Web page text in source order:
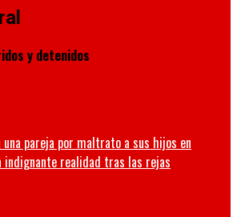
y detenidos
una pareja por maltrato a sus hijos en
indignante realidad tras las rejas